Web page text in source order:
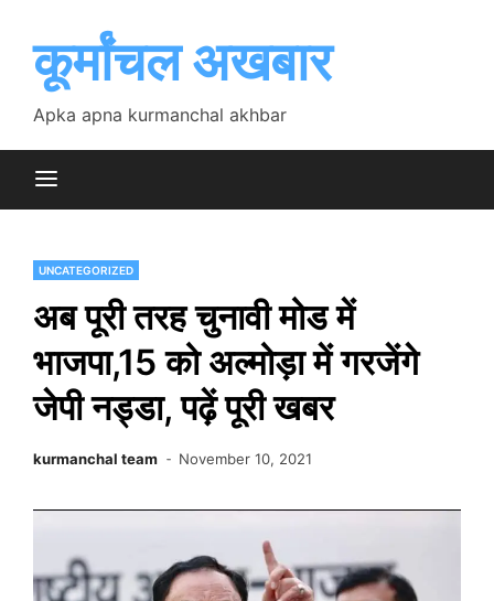
contentकूर्मांचल अखबार
Apka apna kurmanchal akhbar
UNCATEGORIZED
अब पूरी तरह चुनावी मोड में
भाजपा,15 को अल्मोड़ा में गरजेंगे
जेपी नड्डा, पढ़ें पूरी खबर
kurmanchal team November 10, 2021